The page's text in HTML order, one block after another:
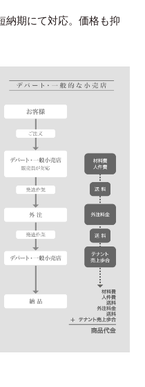
納期にて対応。価格も抑